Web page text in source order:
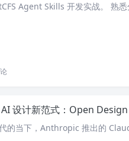
Agent Skills 开发实战。 熟
设计新范式：Open Design，让你的
的当下，Anthropic 推出的